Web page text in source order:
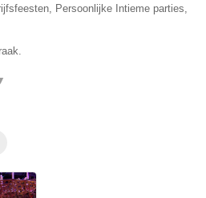
Persoonlijke Intieme parties,